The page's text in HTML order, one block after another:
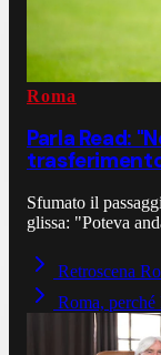
Roma
Parla Read:
Sfumato il
glissa: "Poteva
Retroscena
Roma,